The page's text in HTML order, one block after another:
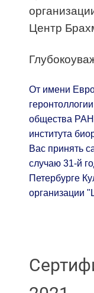
Центр
От имени
общества РАН
института
Вас принять
случаю 31-й
Петербурге
организации